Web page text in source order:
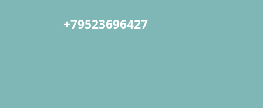
+79523696427